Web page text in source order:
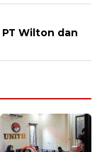
PT Wilton dan